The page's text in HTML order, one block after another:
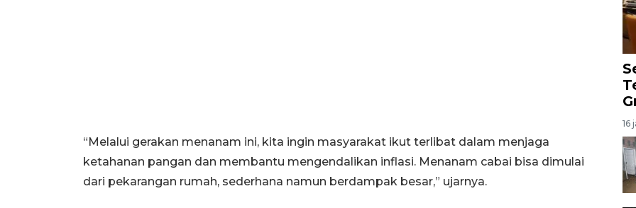
“Melalui gerakan menanam ini, kita ingin masyarakat ikut terlibat dalam menjaga
ketahanan pangan dan membantu mengendalikan inflasi. Menanam cabai bisa dimulai
dari pekarangan rumah, sederhana namun berdampak besar,” ujarnya.
16